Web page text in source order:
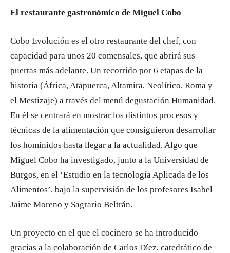
El restaurante gastronómico de Miguel Cobo
Cobo Evolución es el otro restaurante del chef, con
capacidad para unos 20 comensales, que abrirá sus
puertas más adelante. Un recorrido por 6 etapas de la
historia (África, Atapuerca, Altamira, Neolítico, Roma y
el Mestizaje) a través del menú degustación Humanidad.
En él se centrará en mostrar los distintos procesos y
técnicas de la alimentación que consiguieron desarrollar
los homínidos hasta llegar a la actualidad. Algo que
Miguel Cobo ha investigado, junto a la Universidad de
Burgos, en el ‘Estudio en la tecnología Aplicada de los
Alimentos’, bajo la supervisión de los profesores Isabel
Jaime Moreno y Sagrario Beltrán.
Un proyecto en el que el cocinero se ha introducido
gracias a la colaboración de Carlos Díez, catedrático de